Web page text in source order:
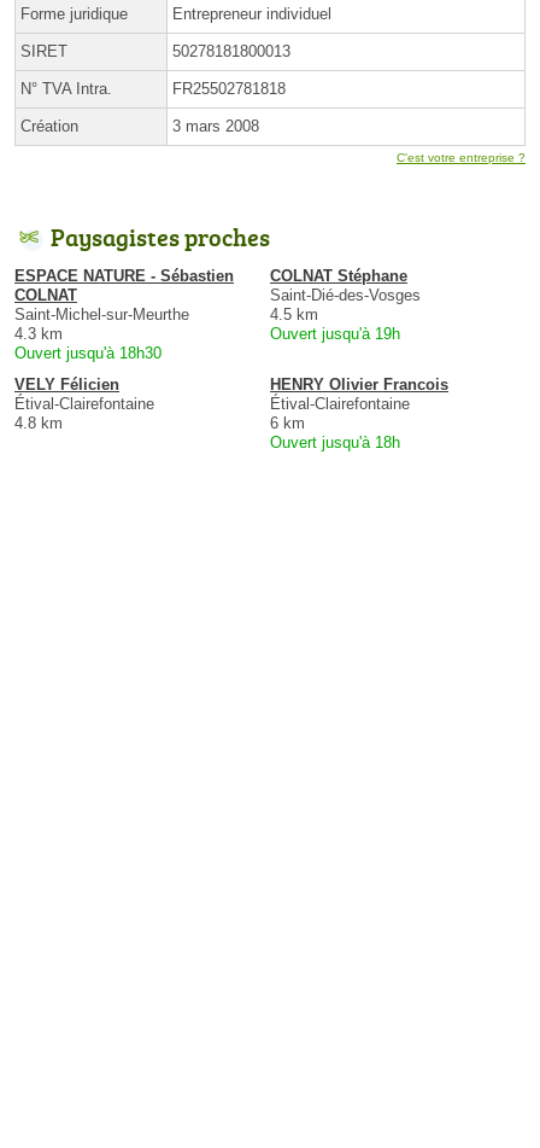
Forme juridique Entrepreneur individuel
SIRET 50278181800013
N° TVA Intra. FR25502781818
Création 3 mars 2008
C'est votre entreprise ?
Paysagistes proches
ESPACE NATURE - Sébastien
COLNAT
Saint-Michel-sur-Meurthe
4.3 km
Ouvert jusqu'à 18h30
COLNAT Stéphane
Saint-Dié-des-Vosges
4.5 km
Ouvert jusqu'à 19h
VELY Félicien
Étival-Clairefontaine
4.8 km
HENRY Olivier Francois
Étival-Clairefontaine
6 km
Ouvert jusqu'à 18h